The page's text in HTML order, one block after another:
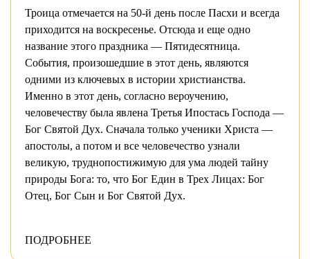
Троица отмечается на 50-й день после Пасхи и всегда
приходится на воскресенье. Отсюда и еще одно
название этого праздника — Пятидесятница.
События, произошедшие в этот день, являются
одними из ключевых в истории христианства.
Именно в этот день, согласно вероучению,
человечеству была явлена Третья Ипостась Господа —
Бог Святой Дух. Сначала только ученики Христа —
апостолы, а потом и все человечество узнали
великую, труднопостижимую для ума людей тайну
природы Бога: то, что Бог Един в Трех Лицах: Бог
Отец, Бог Сын и Бог Святой Дух.
ПОДРОБНЕЕ